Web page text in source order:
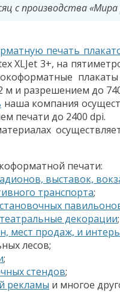
с производства
печать
XLJet 3+, на
и разрешением до
наша компания
печати до 2400 dpi.
печати:
выставок,
транспорта;
декорации;
мест продаж, и
лесов;
;
стендов;
рекламы и многое